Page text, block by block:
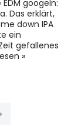
googeln:
Das erklärt,
down IPA
ein
gefallenes
»